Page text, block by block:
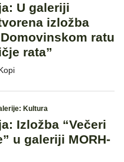
U galeriji
izložba
ratu
rata”
Kultura
Izložba “Večeri
u galeriji MORH-